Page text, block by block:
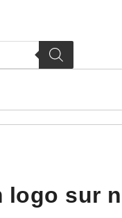
logo sur